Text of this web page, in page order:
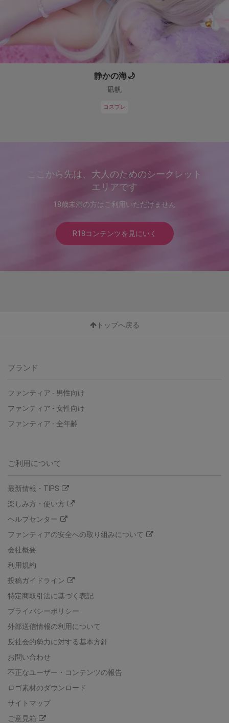
静かの海🌙
凪帆
コスプレ
ここから先は、大人のためのシークレット
エリアです
18歳未満の方はご利用いただけません
R18コンテンツを見にいく
トップへ戻る
ブランド
ファンティア - 男性向け
ファンティア - 女性向け
ファンティア - 全年齢
ご利用について
最新情報・TIPS
楽しみ方・使い方
ヘルプセンター
ファンティアの安全への取り組みについて
会社概要
利用規約
投稿ガイドライン
特定商取引法に基づく表記
プライバシーポリシー
外部送信情報の利用について
反社会的勢力に対する基本方針
お問い合わせ
不正なユーザー・コンテンツの報告
ロゴ素材のダウンロード
サイトマップ
ご意見箱